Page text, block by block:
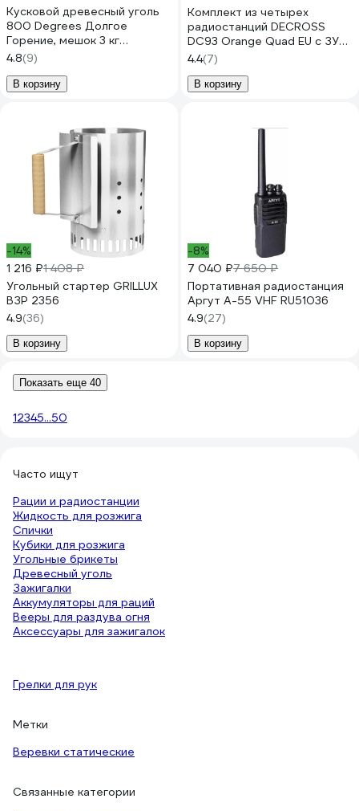
Кусковой древесный уголь
800 Degrees Долгое
Горение, мешок 3 кг
800DGR-LC03
4.8(9)
В корзину
Комплект из четырех
радиостанций DECROSS
DC93 Orange Quad EU с ЗУ
DC9318716304001
4.4(7)
В корзину
-14%
1 216 ₽1 408 ₽
Угольный стартер GRILLUX
ВЗР 2356
4.9(36)
В корзину
-8%
7 040 ₽7 650 ₽
Портативная радиостанция
Аргут А-55 VHF RU51036
4.9(27)
В корзину
Показать еще 40
12345...50
Часто ищут
Рации и радиостанции
Жидкость для розжига
Спички
Кубики для розжига
Угольные брикеты
Древесный уголь
Зажигалки
Аккумуляторы для раций
Вееры для раздува огня
Аксессуары для зажигалок
Грелки для рук
Метки
Веревки статические
Связанные категории